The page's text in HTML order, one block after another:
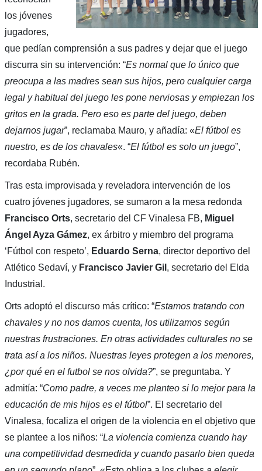
los jóvenes
jugadores,
que pedían comprensión a sus padres y dejar que el juego
discurra sin su intervención: “Es normal que lo único que
preocupa a las madres sean sus hijos, pero cualquier carga
legal y habitual del juego les pone nerviosas y empiezan los
gritos en la grada. Pero eso es parte del juego, deben
dejarnos jugar”, reclamaba Mauro, y añadía: «El fútbol es
nuestro, es de los chavales«. “El fútbol es solo un juego”,
recordaba Rubén.
Tras esta improvisada y reveladora intervención de los
cuatro jóvenes jugadores, se sumaron a la mesa redonda
Francisco Orts, secretario del CF Vinalesa FB, Miguel
Ángel Ayza Gámez, ex árbitro y miembro del programa
‘Fútbol con respeto’, Eduardo Serna, director deportivo del
Atlético Sedaví, y Francisco Javier Gil , secretario del Elda
Industrial.
Orts adoptó el discurso más crítico: “Estamos tratando con
chavales y no nos damos cuenta, los utilizamos según
nuestras frustraciones. En otras actividades culturales no se
trata así a los niños. Nuestras leyes protegen a los menores,
¿por qué en el futbol se nos olvida?”, se preguntaba. Y
admitía: “Como padre, a veces me planteo si lo mejor para la
educación de mis hijos es el fútbol”. El secretario del
Vinalesa, focaliza el origen de la violencia en el objetivo que
se plantee a los niños: “La violencia comienza cuando hay
una competitividad desmedida y cuando pasarlo bien queda